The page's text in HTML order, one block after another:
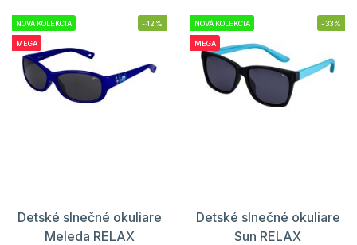
NOVÁ KOLEKCIA
MEGA
-42%
Detské slnečné okuliare
Meleda RELAX
NOVÁ KOLEKCIA
MEGA
-33%
Detské slnečné okuliare
Sun RELAX